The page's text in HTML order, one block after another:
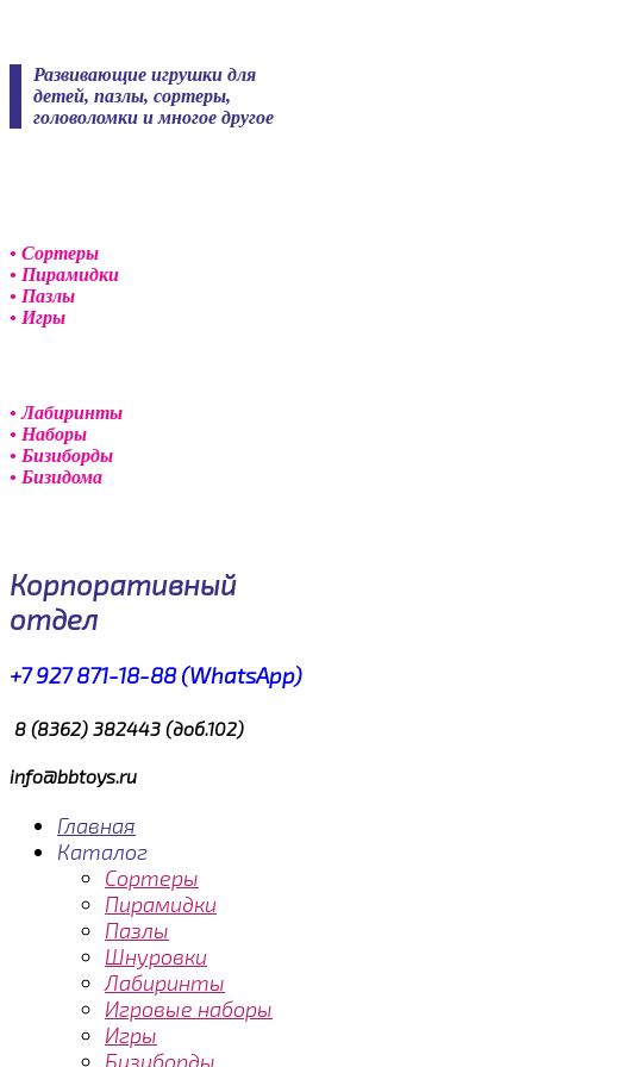
content
Развивающие игрушки для
детей, пазлы, сортеры,
головоломки и многое другое
• Сортеры
• Пирамидки
• Пазлы
• Игры
• Лабиринты
• Наборы
• Бизиборды
• Бизидома
Корпоративный
отдел
+7 927 871-18-88 (WhatsApp)
8 (8362) 382443 (доб.102)
info@bbtoys.ru
Главная
Каталог
Сортеры
Пирамидки
Пазлы
Шнуровки
Лабиринты
Игровые наборы
Игры
Бизиборды